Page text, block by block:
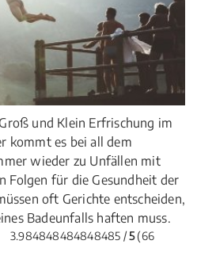
und Klein Erfrischung im
kommt es bei all dem
wieder zu Unfällen mit
Folgen für die Gesundheit der
oft Gerichte entscheiden,
Badeunfalls haften muss.
3.984848484848485 /5(66